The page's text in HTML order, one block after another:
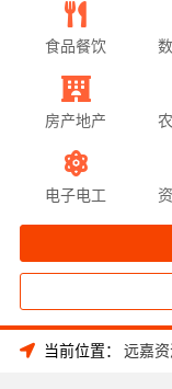
食品餐饮
房产地产
电子电工
当前位置： 远嘉资